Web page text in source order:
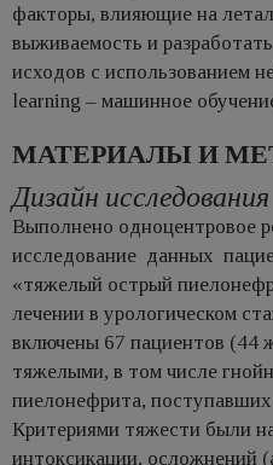
факторы, влияющие на
выживаемость и
исходов с использованием
learning – машинное
МАТЕРИАЛЫ И
Дизайн исследования
Выполнено одноцентровое
исследование данных
«тяжелый острый
лечении в урологическом
включены 67 пациентов
тяжелыми, в том числе
пиелонефрита,
Критериями тяжести были
интоксикации, осложнений